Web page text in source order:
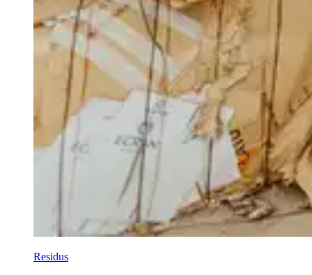
Residus